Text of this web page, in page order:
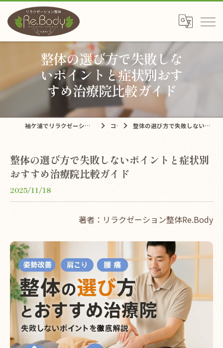
整体の選び方で失敗しな
いポイントと症状別おす
すめ治療院比較ガイド
袖ケ浦でリラクゼーションならリラクゼーション整体Re.Body コラム 整体の選び方で失敗しないポイントと症状別おすすめ治療院比較ガイド
整体の選び方で失敗しないポイントと症状別
おすすめ治療院比較ガイド
2025/11/18
著者：リラクゼーション整体Re.Body